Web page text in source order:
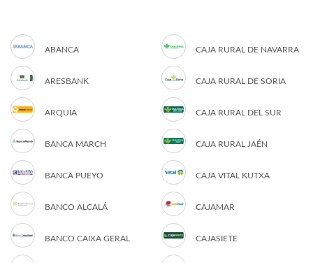
ABANCA
ARESBANK
ARQUIA
BANCA MARCH
BANCA PUEYO
BANCO ALCALÁ
BANCO CAIXA GERAL
CAJA RURAL DE NAVARRA
CAJA RURAL DE SORIA
CAJA RURAL DEL SUR
CAJA RURAL JAÉN
CAJA VITAL KUTXA
CAJAMAR
CAJASIETE